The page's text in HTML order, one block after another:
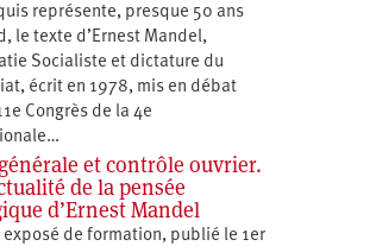
représente, presque 50 ans
le texte d’Ernest Mandel,
Socialiste et dictature du
écrit en 1978, mis en débat
Congrès de la 4e
et contrôle ouvrier.
de la pensée
d’Ernest Mandel
exposé de formation, publié le 1er